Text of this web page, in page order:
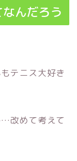
んだろう
テニス大好き
改めて考えて